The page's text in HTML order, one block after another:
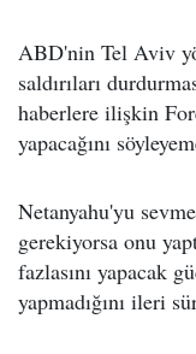
ABD'nin Tel Aviv
saldırıları
haberlere ilişkin
yapacağını
Netanyahu'yu
gerekiyorsa onu
fazlasını yapacak
yapmadığını ileri